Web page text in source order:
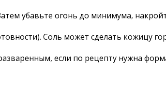
убавьте огонь до минимума,
Соль может сделать кожицу
если по рецепту нужна